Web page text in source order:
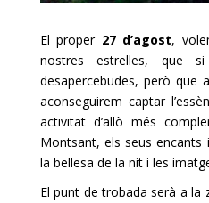
El proper 27 d’agost,
nostres estrelles, que
desapercebudes, però que
aconseguirem captar
activitat d’allò més
Montsant, els seus encants
la bellesa de la nit i les
El punt de trobada serà a la